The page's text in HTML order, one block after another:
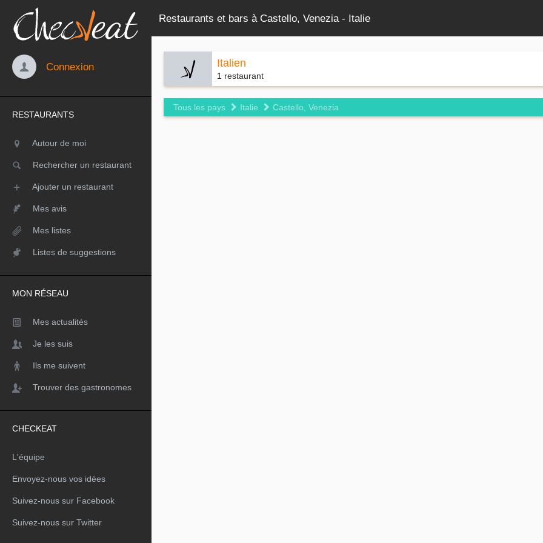
Restaurants et bars à Castello, Venezia - Italie
Connexion
RESTAURANTS
Autour de moi
Rechercher un restaurant
Ajouter un restaurant
Mes avis
Mes listes
Listes de suggestions
MON RÉSEAU
Mes actualités
Je les suis
Ils me suivent
Trouver des gastronomes
CHECKEAT
L'équipe
Envoyez-nous vos idées
Suivez-nous sur Facebook
Suivez-nous sur Twitter
Italien
1 restaurant
Tous les pays Italie Castello, Venezia